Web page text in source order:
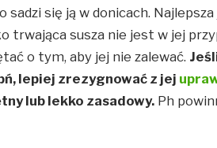
sadzi się ją w donicach.
trwająca susza nie jest w jej
o tym, aby jej nie zalewać.
lepiej zrezygnować z jej
lub lekko zasadowy. Ph